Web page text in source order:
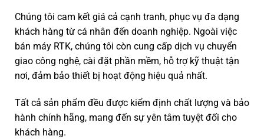
Chúng tôi cam kết giá cả cạnh tranh, phục vụ đa dạng
khách hàng từ cá nhân đến doanh nghiệp. Ngoài việc
bán máy RTK, chúng tôi còn cung cấp dịch vụ chuyển
giao công nghệ, cài đặt phần mềm, hỗ trợ kỹ thuật tận
nơi, đảm bảo thiết bị hoạt động hiệu quả nhất.
Tất cả sản phẩm đều được kiểm định chất lượng và bảo
hành chính hãng, mang đến sự yên tâm tuyệt đối cho
khách hàng.